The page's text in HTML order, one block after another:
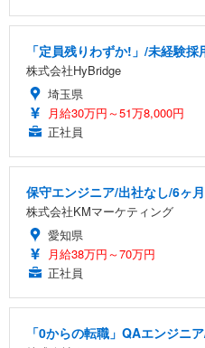
「定員残りわずか!」/未経験
株式会社HyBridge
埼玉県
月給30万円～51万8,000円
正社員
保守エンジニア/出社なし/6ヶ
株式会社KMマーケティング
愛知県
月給38万円～70万円
正社員
「0からの転職」QAエンジニ